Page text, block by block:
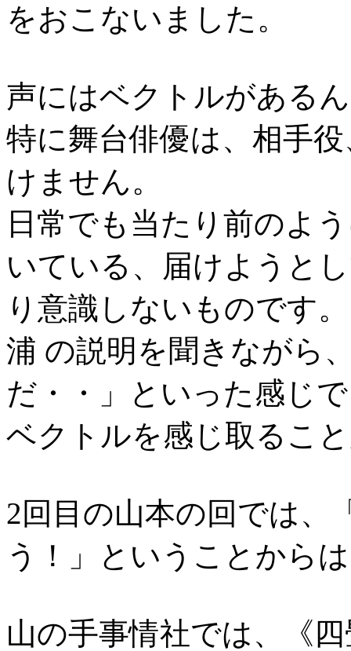
をおこないました。
声にはベクトルがある
特に舞台俳優は、相手
けません。
日常でも当たり前のよ
いている、届けようと
り意識しないものです。
浦 の説明を聞きながら
だ・・」といった感じ
ベクトルを感じ取るこ
2回目の山本の回では、
う！」ということから
山の手事情社では、《